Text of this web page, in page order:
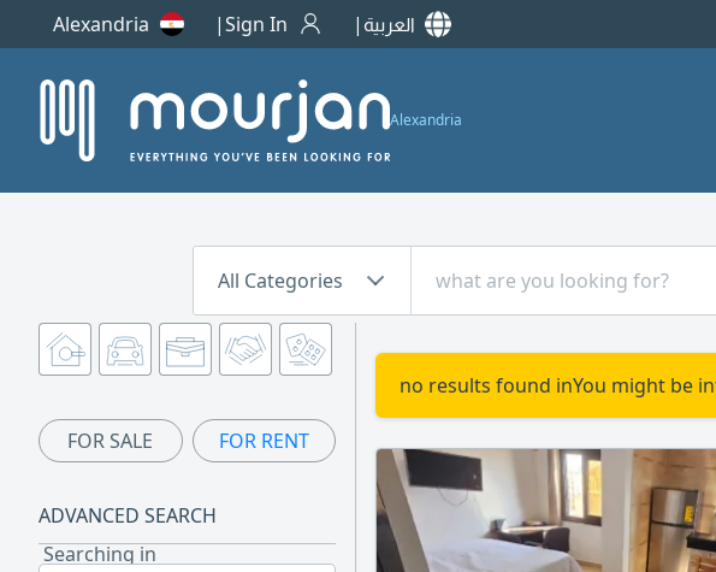
Alexandria Sign In العربية
Alexandria
All Categories
FOR SALE FOR RENT
ADVANCED SEARCH
Searching in
no results found inYou might be